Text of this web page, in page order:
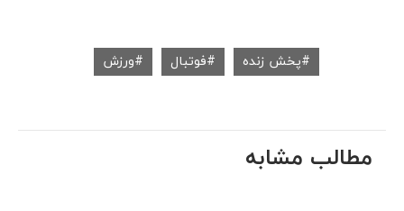
پخش زنده فوتبال ورزش
مطالب مشابه